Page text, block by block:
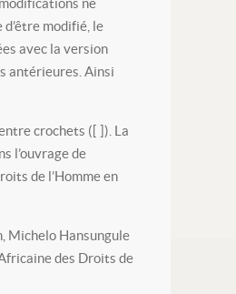
ne
modifié, le
avec la version
antérieures. Ainsi
crochets ([ ]). La
l’ouvrage de
de l’Homme en
Michelo Hansungule
des Droits de